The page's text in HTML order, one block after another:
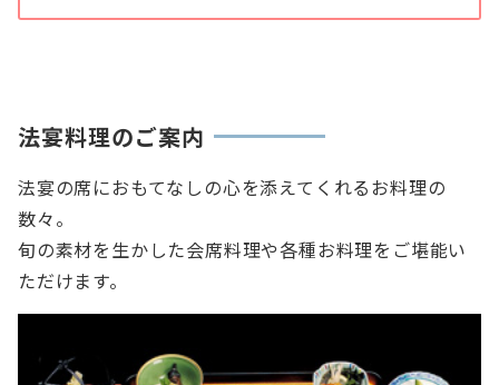
法宴料理のご案内
法宴の席におもてなしの心を添えてくれるお料理の
数々。
旬の素材を生かした会席料理や各種お料理をご堪能い
ただけます。